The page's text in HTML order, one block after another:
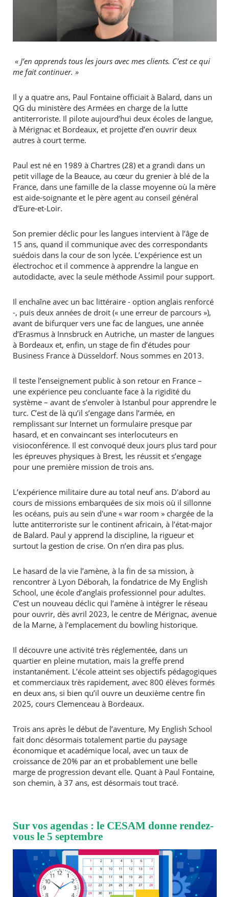
« J’en apprends tous les jours avec mes clients. C’est ce qui
me fait continuer. »
Il y a quatre ans, Paul Fontaine officiait à Balard, dans un
QG du ministère des Armées en charge de la lutte
antiterroriste. Il pilote aujourd’hui deux écoles de langue,
à Mérignac et Bordeaux, et projette d’en ouvrir deux
autres à court terme.
Paul est né en 1989 à Chartres (28) et a grandi dans un
petit village de la Beauce, au cœur du grenier à blé de la
France, dans une famille de la classe moyenne où la mère
est aide-soignante et le père agent au conseil général
d’Eure-et-Loir.
Son premier déclic pour les langues intervient à l’âge de
15 ans, quand il communique avec des correspondants
suédois dans la cour de son lycée. L’expérience est un
électrochoc et il commence à apprendre la langue en
autodidacte, avec la seule méthode Assimil pour support.
Il enchaîne avec un bac littéraire - option anglais renforcé
-, puis deux années de droit (« une erreur de parcours »),
avant de bifurquer vers une fac de langues, une année
d’Erasmus à Innsbruck en Autriche, un master de langues
à Bordeaux et, enfin, un stage de fin d’études pour
Business France à Düsseldorf. Nous sommes en 2013.
Il teste l’enseignement public à son retour en France –
une expérience peu concluante face à la rigidité du
système – avant de s’envoler à Istanbul pour apprendre le
turc. C’est de là qu’il s’engage dans l’armée, en
remplissant sur Internet un formulaire presque par
hasard, et en convaincant ses interlocuteurs en
visioconférence. Il est convoqué deux jours plus tard pour
les épreuves physiques à Brest, les réussit et s’engage
pour une première mission de trois ans.
L’expérience militaire dure au total neuf ans. D'abord au
cours de missions embarquées de six mois où il sillonne
les océans, puis au sein d'une « war room » chargée de la
lutte antiterroriste sur le continent africain, à l’état-major
de Balard. Paul y apprend la discipline, la rigueur et
surtout la gestion de crise. On n’en dira pas plus.
Le hasard de la vie l’amène, à la fin de sa mission, à
rencontrer à Lyon Déborah, la fondatrice de My English
School, une école d’anglais professionnel pour adultes.
C’est un nouveau déclic qui l’amène à intégrer le réseau
pour ouvrir, dès avril 2023, le centre de Mérignac, avenue
de la Marne, à l’emplacement du bowling historique.
Il découvre une activité très réglementée, dans un
quartier en pleine mutation, mais la greffe prend
instantanément. L’école atteint ses objectifs pédagogiques
et commerciaux très rapidement, avec 800 élèves formés
en deux ans, si bien qu’il ouvre un deuxième centre fin
2025, cours Clemenceau à Bordeaux.
Trois ans après le début de l’aventure, My English School
fait donc désormais totalement partie du paysage
économique et académique local, avec un taux de
croissance de 20% par an et probablement une belle
marge de progression devant elle. Quant à Paul Fontaine,
son chemin, à 37 ans, est désormais tout tracé.
Sur vos agendas : le CESAM donne rendez-
vous le 5 septembre